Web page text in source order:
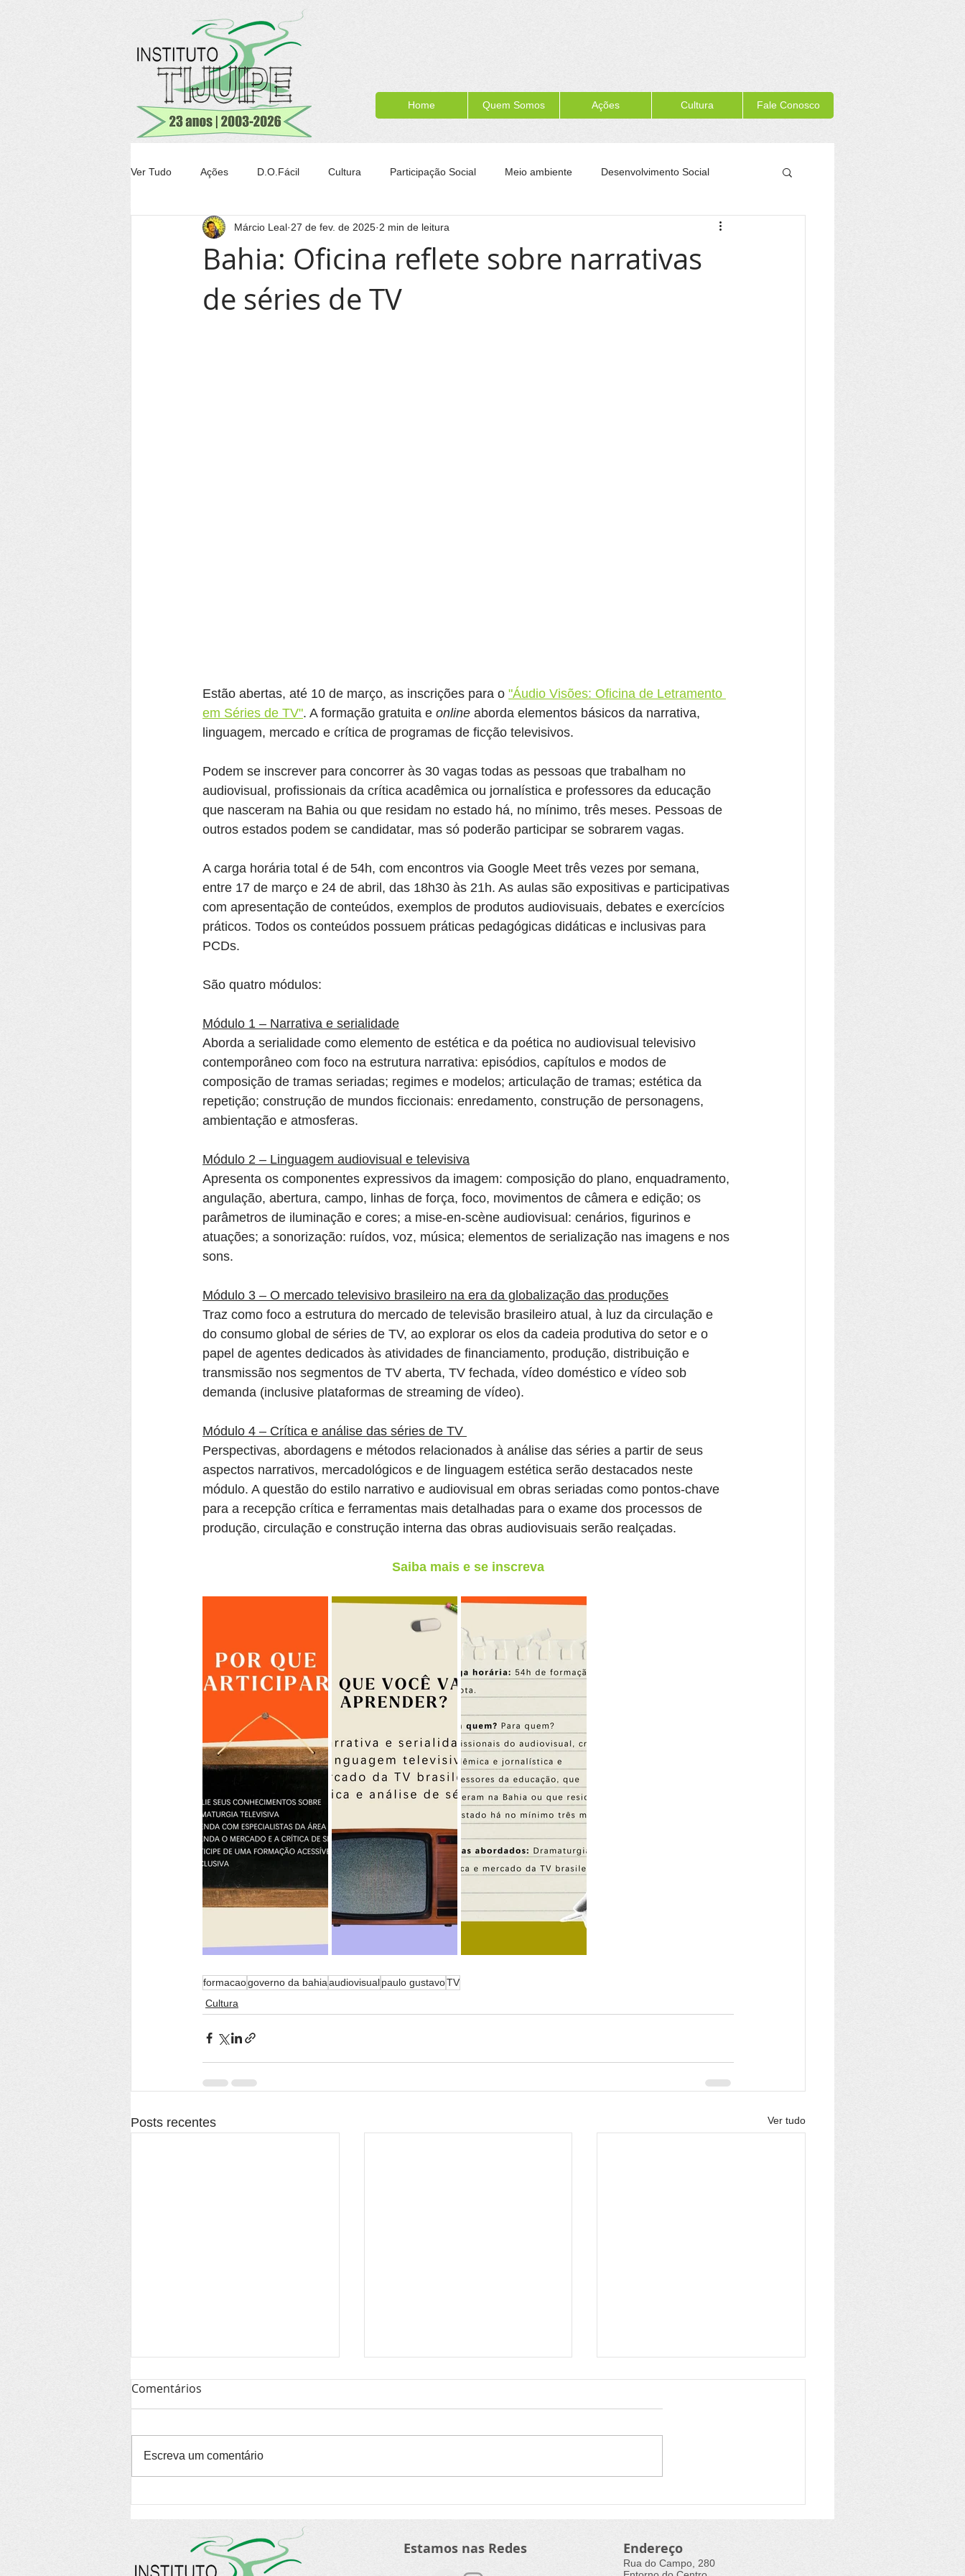
Home Quem Somos Ações Cultura Fale Conosco
Ver Tudo Ações D.O.Fácil Cultura Participação Social Meio ambiente Desenvolvimento Social
Agricultura Transparência Tijuípe Formação para a cidadania Memória Itacaré
Conheça Itacaré
Bahia: Oficina reflete sobre narrativas
de séries de TV
Márcio Leal 27 de fev. de 2025 2 min de leitura
Estão abertas, até 10 de março, as inscrições para o "Áudio Visões: Oficina de Letramento
em Séries de TV". A formação gratuita e online aborda elementos básicos da narrativa,
linguagem, mercado e crítica de programas de ficção televisivos.
Podem se inscrever para concorrer às 30 vagas todas as pessoas que trabalham no
audiovisual, profissionais da crítica acadêmica ou jornalística e professores da educação
que nasceram na Bahia ou que residam no estado há, no mínimo, três meses. Pessoas de
outros estados podem se candidatar, mas só poderão participar se sobrarem vagas.
A carga horária total é de 54h, com encontros via Google Meet três vezes por semana,
entre 17 de março e 24 de abril, das 18h30 às 21h. As aulas são expositivas e participativas
com apresentação de conteúdos, exemplos de produtos audiovisuais, debates e exercícios
práticos. Todos os conteúdos possuem práticas pedagógicas didáticas e inclusivas para
PCDs.
São quatro módulos:
Módulo 1 – Narrativa e serialidade
Aborda a serialidade como elemento de estética e da poética no audiovisual televisivo
contemporâneo com foco na estrutura narrativa: episódios, capítulos e modos de
composição de tramas seriadas; regimes e modelos; articulação de tramas; estética da
repetição; construção de mundos ficcionais: enredamento, construção de personagens,
ambientação e atmosferas.
Módulo 2 – Linguagem audiovisual e televisiva
Apresenta os componentes expressivos da imagem: composição do plano, enquadramento,
angulação, abertura, campo, linhas de força, foco, movimentos de câmera e edição; os
parâmetros de iluminação e cores; a mise-en-scène audiovisual: cenários, figurinos e
atuações; a sonorização: ruídos, voz, música; elementos de serialização nas imagens e nos
sons.
Módulo 3 – O mercado televisivo brasileiro na era da globalização das produções
Traz como foco a estrutura do mercado de televisão brasileiro atual, à luz da circulação e
do consumo global de séries de TV, ao explorar os elos da cadeia produtiva do setor e o
papel de agentes dedicados às atividades de financiamento, produção, distribuição e
transmissão nos segmentos de TV aberta, TV fechada, vídeo doméstico e vídeo sob
demanda (inclusive plataformas de streaming de vídeo).
Módulo 4 – Crítica e análise das séries de TV
Perspectivas, abordagens e métodos relacionados à análise das séries a partir de seus
aspectos narrativos, mercadológicos e de linguagem estética serão destacados neste
módulo. A questão do estilo narrativo e audiovisual em obras seriadas como pontos-chave
para a recepção crítica e ferramentas mais detalhadas para o exame dos processos de
produção, circulação e construção interna das obras audiovisuais serão realçadas.
Saiba mais e se inscreva
formacaogoverno da bahiaaudiovisualpaulo gustavoTV
Cultura
Posts recentes Ver tudo
produção audiovisual do
interior da Bahia
vivo é tema de curso
papel da cultura para a
Comentários
Escreva um comentário
Estamos nas Redes Endereço
Rua do Campo, 280